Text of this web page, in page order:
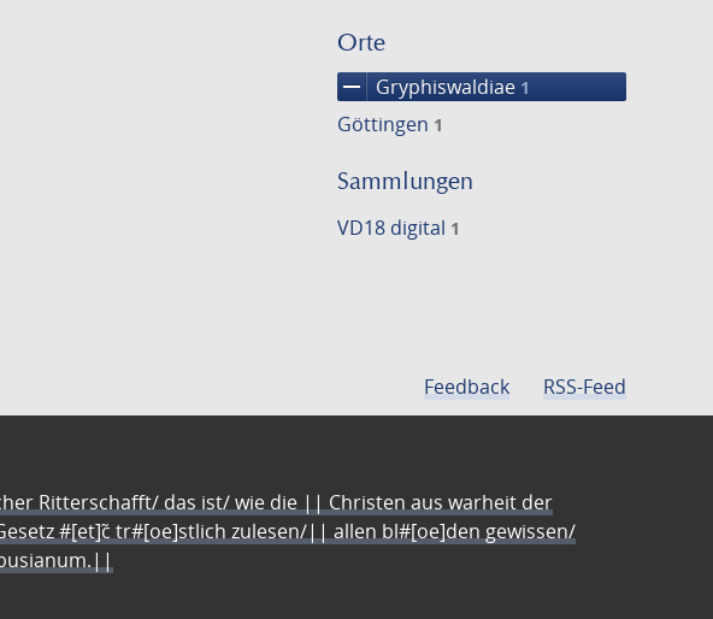
Orte
remove Gryphiswaldiae 1
Göttingen 1
Sammlungen
VD18 digital 1
Feedback RSS-Feed
Ritterschafft/ das ist/ wie die || Christen aus warheit der
#[et]c̃ tr#[oe]stlich zulesen/|| allen bl#[oe]den gewissen/